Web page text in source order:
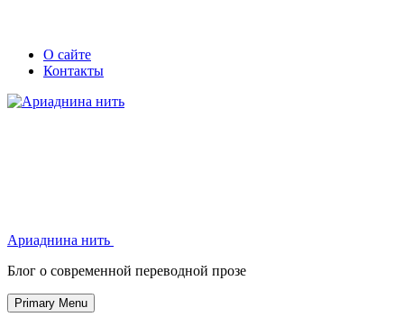
Skip
Secondary
left
navigation
Secondary
right
navigation
О сайте
Контакты
Ариаднина нить
Блог о современной переводной прозе
Primary Menu